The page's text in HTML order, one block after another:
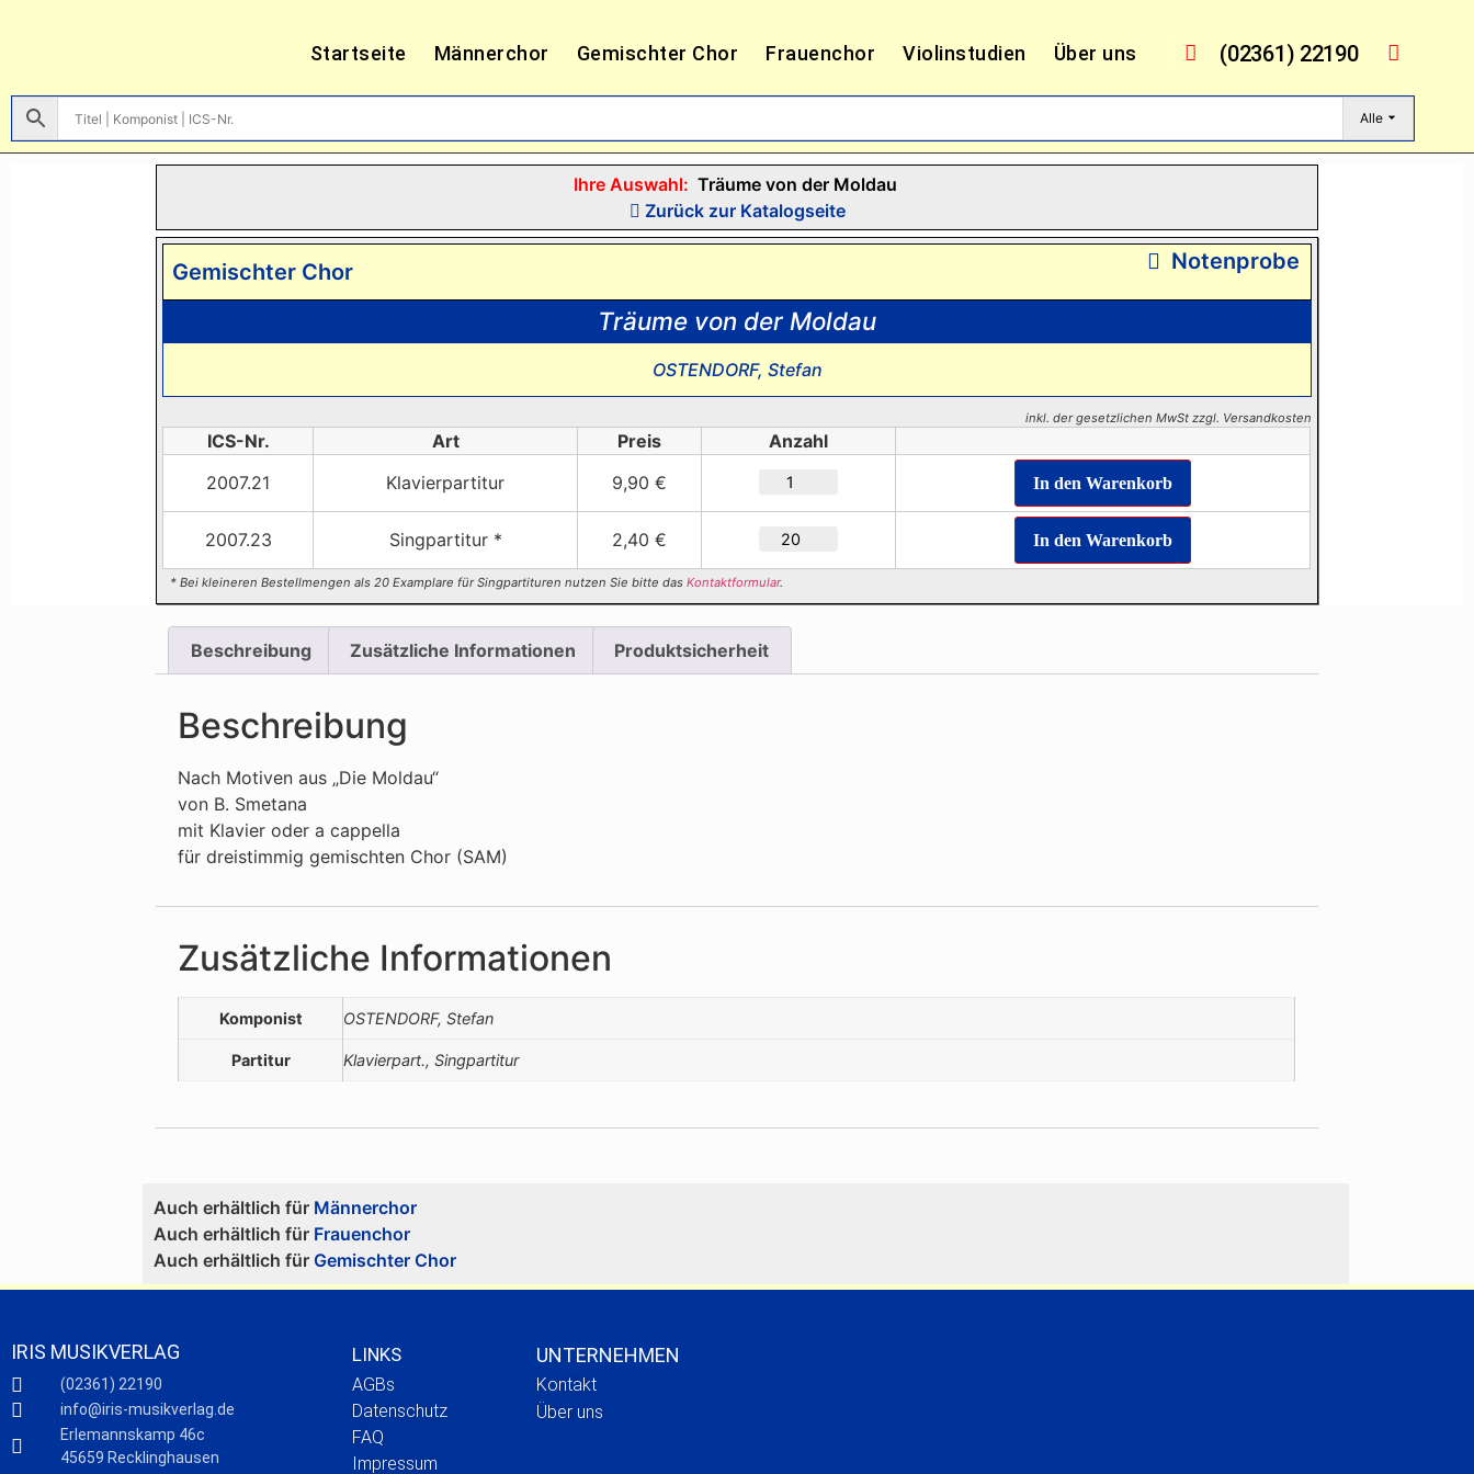
Startseite Männerchor Gemischter Chor Frauenchor Violinstudien Über uns (02361) 22190
Alle
Ihre Auswahl: Träume von der Moldau
Zurück zur Katalogseite
Gemischter Chor Notenprobe
Träume von der Moldau
OSTENDORF, Stefan
inkl. der gesetzlichen MwSt zzgl. Versandkosten
ICS-Nr. Art Preis
Anzahl
2007.21
Klavierpartitur 9,90 €
2007.23 Singpartitur * 2,40 €
* Bei kleineren Bestellmengen als 20 Examplare für Singpartituren nutzen Sie bitte das Kontaktformular.
Beschreibung Zusätzliche Informationen Produktsicherheit
Beschreibung
Nach Motiven aus „Die Moldau“
von B. Smetana
mit Klavier oder a cappella
für dreistimmig gemischten Chor (SAM)
Zusätzliche Informationen
Komponist OSTENDORF, Stefan
Partitur Klavierpart., Singpartitur
Auch erhältlich für Männerchor
Auch erhältlich für Frauenchor
Auch erhältlich fürGemischter Chor
IRIS MUSIKVERLAG
(02361) 22190
info@iris-musikverlag.de
Erlemannskamp 46c
45659 Recklinghausen
LINKS
AGBs
Datenschutz
FAQ
Impressum
UNTERNEHMEN
Kontakt
Über uns